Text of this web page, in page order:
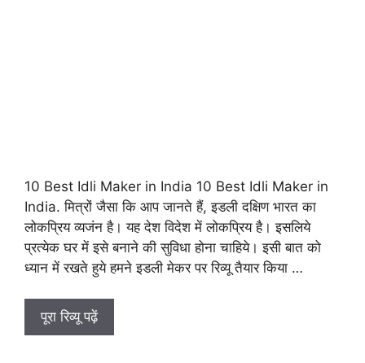
10 Best Idli Maker in India 10 Best Idli Maker in
India. मित्रों जैसा कि आप जानते हैं, इडली दक्षिण भारत का
लोकप्रिय व्यजंन है। यह देश विदेश में लोकप्रिय है। इसलिये
प्रत्येक घर में इसे बनाने की सुविधा होना चाहिये। इसी बात को
ध्यान में रखते हुये हमने इडली मेकर पर रिव्यू तैयार किया …
पूरा रिव्यू पढ़ें